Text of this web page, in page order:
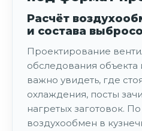
Расчёт
и состава
Проектирование
обследования
важно увидеть, где
охлаждения, посты
нагретых заготовок.
воздухообмен в